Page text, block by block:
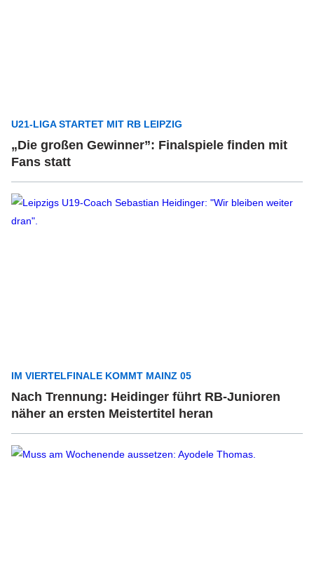
U21-LIGA STARTET MIT RB LEIPZIG
„Die großen Gewinner”: Finalspiele finden mit
Fans statt
IM VIERTELFINALE KOMMT MAINZ 05
Nach Trennung: Heidinger führt RB-Junioren
näher an ersten Meistertitel heran